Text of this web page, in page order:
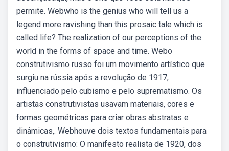
permite. Webwho is the genius who will tell us a
legend more ravishing than this prosaic tale which is
called life? The realization of our perceptions of the
world in the forms of space and time. Webo
construtivismo russo foi um movimento artístico que
surgiu na rússia após a revolução de 1917,
influenciado pelo cubismo e pelo suprematismo. Os
artistas construtivistas usavam materiais, cores e
formas geométricas para criar obras abstratas e
dinâmicas,. Webhouve dois textos fundamentais para
o construtivismo: O manifesto realista de 1920, dos